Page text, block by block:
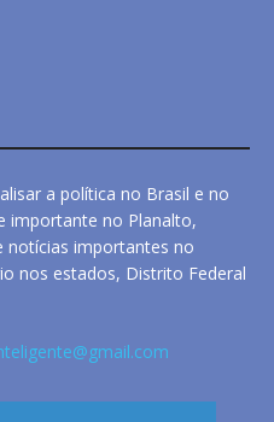
a política no Brasil e no
importante no Planalto,
notícias importantes no
nos estados, Distrito Federal